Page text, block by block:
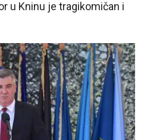
u Kninu je tragikomičan i